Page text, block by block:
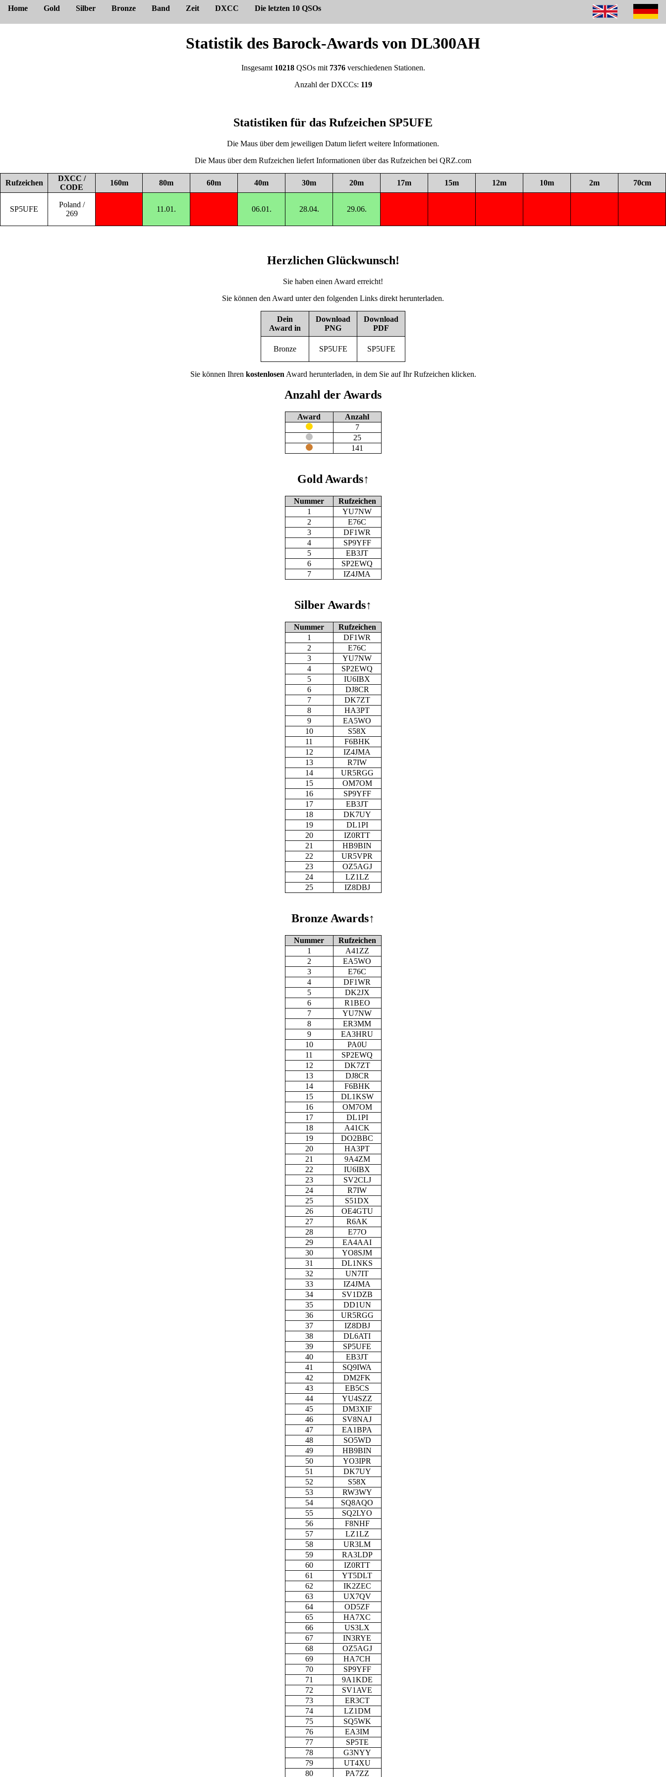
Home Gold Silber Bronze Band Zeit DXCC Die letzten 10 QSOs
Statistik des Barock-Awards von DL300AH
Insgesamt 10218QSOs mit 7376verschiedenen Stationen.
Anzahl der DXCCs: 119
Statistiken für das Rufzeichen SP5UFE
Die Maus über dem jeweiligen Datum liefert weitere Informationen.
Die Maus über dem Rufzeichen liefert Informationen über das Rufzeichen bei QRZ.com
Rufzeichen
DXCC /
CODE
160m 80m 60m 40m 30m 20m 17m 15m 12m 10m 2m 70cm
SP5UFE
Poland /
269
11.01. 06.01. 28.04. 29.06.
Herzlichen Glückwunsch!
Sie haben einen Award erreicht!
Sie können den Award unter den folgenden Links direkt herunterladen.
Dein
Award in
Download
PNG
Download
PDF
Bronze SP5UFE SP5UFE
Sie können Ihren kostenlosen Award herunterladen, in dem Sie auf Ihr Rufzeichen klicken.
Anzahl der Awards
Award
Anzahl
7
25
141
Gold Awards↑
Nummer
Rufzeichen
1
YU7NW
2
E76C
3
DF1WR
4
SP9YFF
5
EB3JT
6
SP2EWQ
7
IZ4JMA
Silber Awards↑
Nummer
Rufzeichen
1
DF1WR
2
E76C
3
YU7NW
4
SP2EWQ
5
IU6IBX
6
DJ8CR
7
DK7ZT
8
HA3PT
9
EA5WO
10
S58X
11
F6BHK
12
IZ4JMA
13
R7IW
14
UR5RGG
15
OM7OM
16
SP9YFF
17
EB3JT
18
DK7UY
19
DL1PI
20
IZ0RTT
21
HB9BIN
22
UR5VPR
23
OZ5AGJ
24
LZ1LZ
25
IZ8DBJ
Bronze Awards↑
Nummer
Rufzeichen
1
A41ZZ
2
EA5WO
3
E76C
4
DF1WR
5
DK2JX
6
R1BEO
7
YU7NW
8
ER3MM
9
EA3HRU
10
PA0U
11
SP2EWQ
12
DK7ZT
13
DJ8CR
14
F6BHK
15
DL1KSW
16
OM7OM
17
DL1PI
18
A41CK
19
DO2BBC
20
HA3PT
21
9A4ZM
22
IU6IBX
23
SV2CLJ
24
R7IW
25
S51DX
26
OE4GTU
27
R6AK
28
E77O
29
EA4AAI
30
YO8SJM
31
DL1NKS
32
UN7IT
33
IZ4JMA
34
SV1DZB
35
DD1UN
36
UR5RGG
37
IZ8DBJ
38
DL6ATI
39
SP5UFE
40
EB3JT
41
SQ9IWA
42
DM2FK
43
EB5CS
44
YU4SZZ
45
DM3XIF
46
SV8NAJ
47
EA1BPA
48
SO5WD
49
HB9BIN
50
YO3IPR
51
DK7UY
52
S58X
53
RW3WY
54
SQ8AQO
55
SQ2LYO
56
F8NHF
57
LZ1LZ
58
UR3LM
59
RA3LDP
60
IZ0RTT
61
YT5DLT
62
IK2ZEC
63
UX7QV
64
OD5ZF
65
HA7XC
66
US3LX
67
IN3RYE
68
OZ5AGJ
69
HA7CH
70
SP9YFF
71
9A1KDE
72
SV1AVE
73
ER3CT
74
LZ1DM
75
SQ5WK
76
EA3IM
77
SP5TE
78
G3NYY
79
UT4XU
80
PA7ZZ